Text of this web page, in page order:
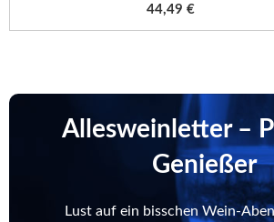
44,49 €
Allesweinletter –
Genießer
Lust auf ein bisschen Wein-